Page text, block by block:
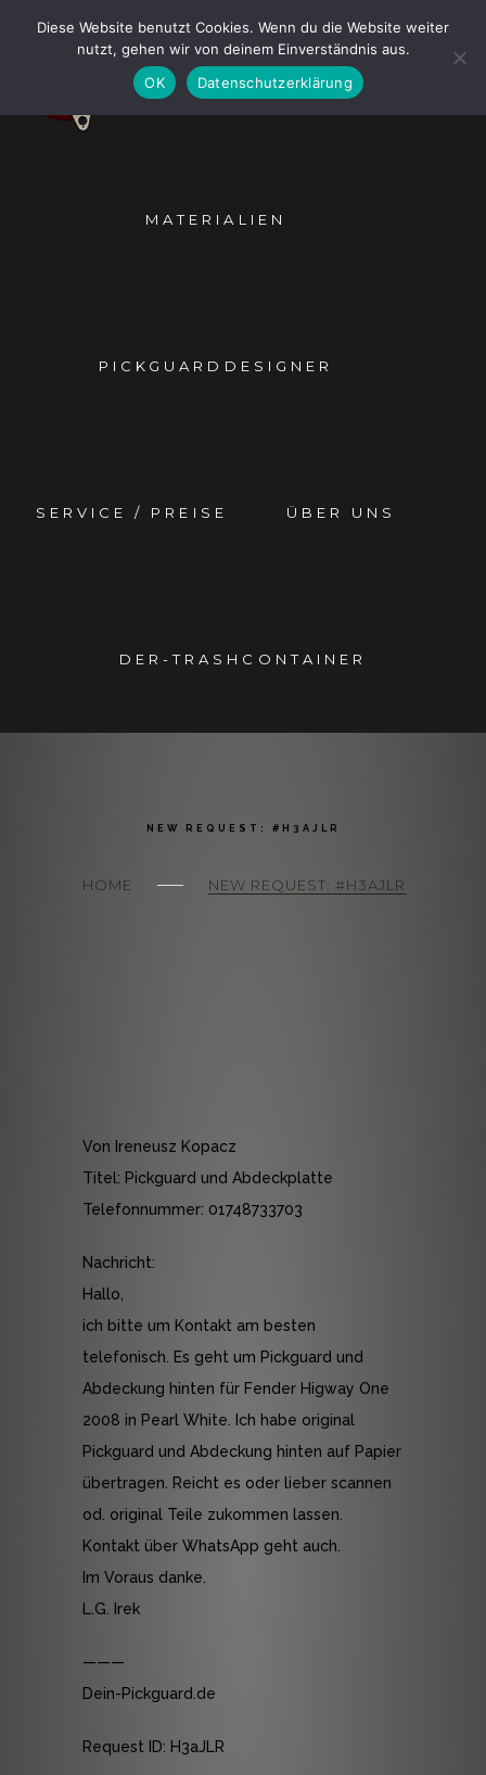
MATERIALIEN
PICKGUARDDESIGNER
SERVICE / PREISE ÜBER UNS
DER-TRASHCONTAINER
HOME NEW REQUEST: #H3AJLR
NEW REQUEST: #H3AJLR
Von Ireneusz Kopacz
Titel: Pickguard und Abdeckplatte
Telefonnummer: 01748733703
Nachricht:
Hallo,
ich bitte um Kontakt am besten
telefonisch. Es geht um Pickguard und
Abdeckung hinten für Fender Higway One
2008 in Pearl White. Ich habe original
Pickguard und Abdeckung hinten auf Papier
übertragen. Reicht es oder lieber scannen
od. original Teile zukommen lassen.
Kontakt über WhatsApp geht auch.
Im Voraus danke.
L.G. Irek
———
Dein-Pickguard.de
Request ID: H3aJLR
Diese Website benutzt Cookies. Wenn du die Website weiter
nutzt, gehen wir von deinem Einverständnis aus.
OK
Datenschutzerklärung